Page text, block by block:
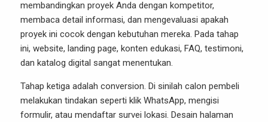
membandingkan proyek Anda dengan kompetitor,
membaca detail informasi, dan mengevaluasi apakah
proyek ini cocok dengan kebutuhan mereka. Pada tahap
ini, website, landing page, konten edukasi, FAQ, testimoni,
dan katalog digital sangat menentukan.
Tahap ketiga adalah conversion. Di sinilah calon pembeli
melakukan tindakan seperti klik WhatsApp, mengisi
formulir, atau mendaftar survei lokasi. Desain halaman